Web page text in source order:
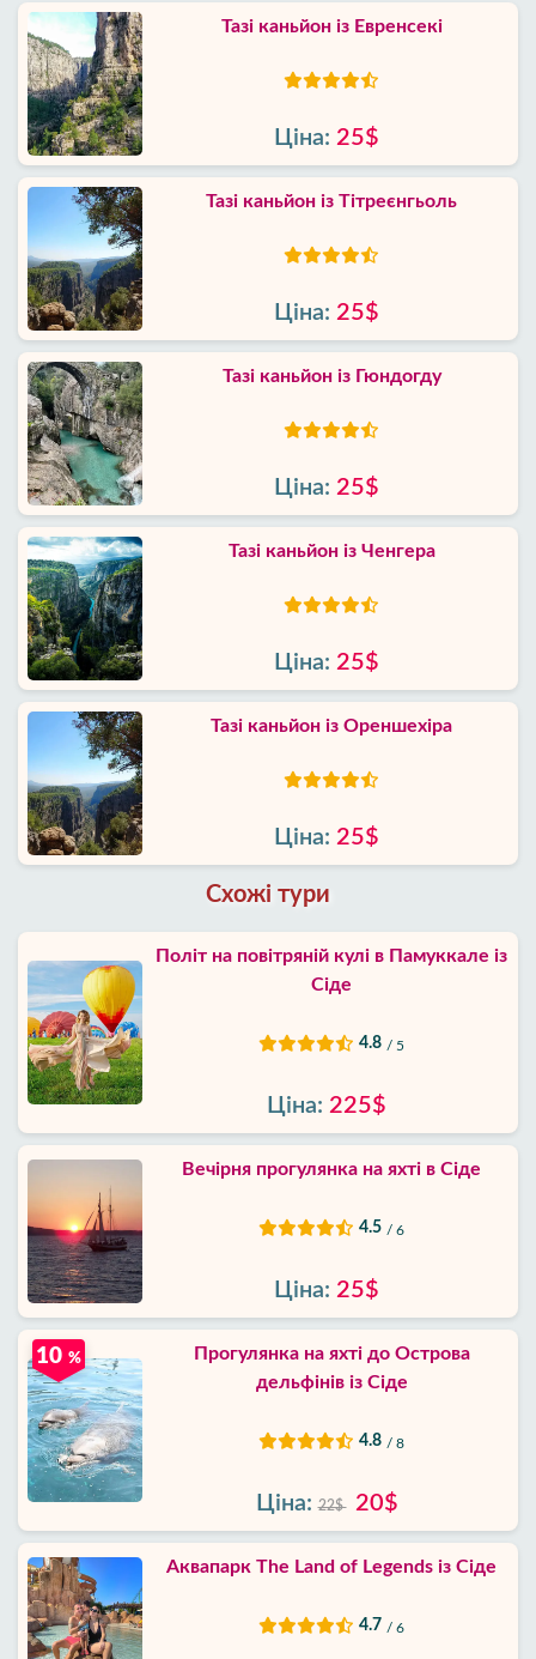
Тазі каньйон із Евренсекі
Ціна: 25$
Тазі каньйон із Тітреєнгьоль
Ціна: 25$
Тазі каньйон із Гюндогду
Ціна: 25$
Тазі каньйон із Ченгера
Ціна: 25$
Тазі каньйон із Ореншехіра
Ціна: 25$
Схожі тури
Політ на повітряній кулі в Памуккале із
Сіде
4.8 / 5
Ціна: 225$
Вечірня прогулянка на яхті в Сіде
4.5 / 6
Ціна: 25$
10 %
Прогулянка на яхті до Острова
дельфінів із Сіде
4.8 / 8
Ціна: 22$ 20$
Аквапарк The Land of Legends із Сіде
4.7 / 6